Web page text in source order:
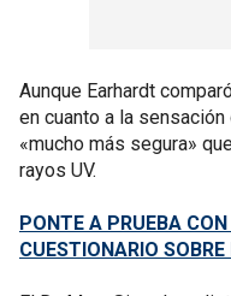
Aunque Earhardt
en cuanto a la
«mucho más segura»
rayos UV.
PONTE A PRUEBA
CUESTIONARIO